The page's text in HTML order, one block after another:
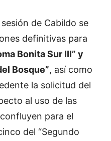
de Cabildo se
definitivas para
Bonita Sur III” y
Bosque”, así como
la solicitud del
al uso de las
para el
del “Segundo